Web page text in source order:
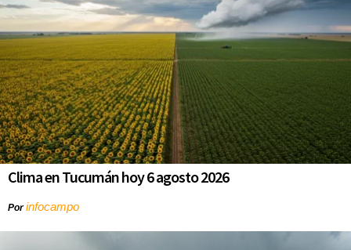
Clima en Tucumán hoy 6 agosto 2026
Porinfocampo